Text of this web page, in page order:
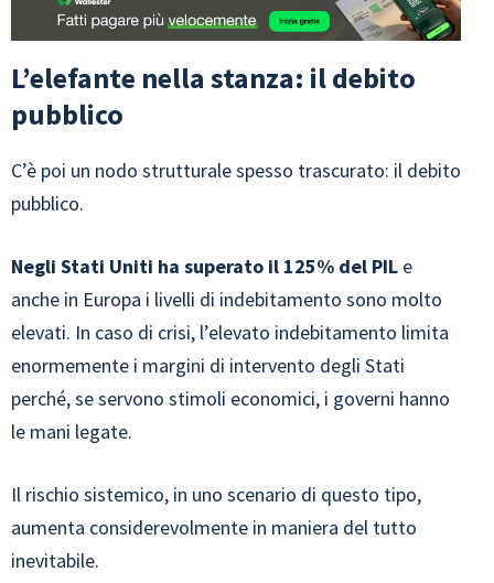
L’elefante nella stanza: il debito
pubblico
C’è poi un nodo strutturale spesso trascurato: il debito
pubblico.
Negli Stati Uniti ha superato il 125% del PIL e
anche in Europa i livelli di indebitamento sono molto
elevati. In caso di crisi, l’elevato indebitamento limita
enormemente i margini di intervento degli Stati
perché, se servono stimoli economici, i governi hanno
le mani legate.
Il rischio sistemico, in uno scenario di questo tipo,
aumenta considerevolmente in maniera del tutto
inevitabile.